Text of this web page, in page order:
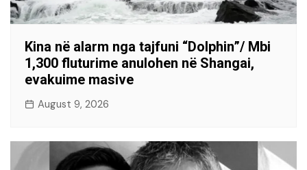
Kina në alarm nga tajfuni “Dolphin”/ Mbi
1,300 fluturime anulohen në Shangai,
evakuime masive
August 9, 2026